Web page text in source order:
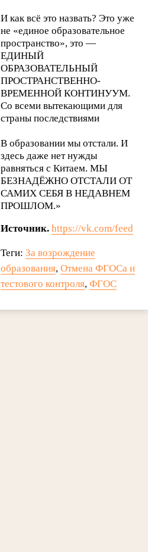
И как всё это назвать? Это уже
не «единое образовательное
пространство», это —
ЕДИНЫЙ
ОБРАЗОВАТЕЛЬНЫЙ
ПРОСТРАНСТВЕННО-
ВРЕМЕННОЙ КОНТИНУУМ.
Со всеми вытекающими для
страны последствиями
В образовании мы отстали. И
здесь даже нет нужды
равняться с Китаем. МЫ
БЕЗНАДЁЖНО ОТСТАЛИ ОТ
САМИХ СЕБЯ В НЕДАВНЕМ
ПРОШЛОМ.»
Источник. https://vk.com/feed
Теги:За возрождение
образования,Отмена ФГОСа и
тестового контроля,ФГОС